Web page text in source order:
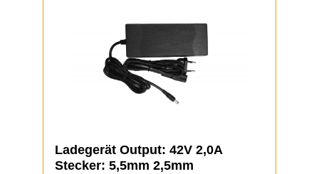
Ladegerät Output: 42V 2,0A
Stecker: 5,5mm 2,5mm